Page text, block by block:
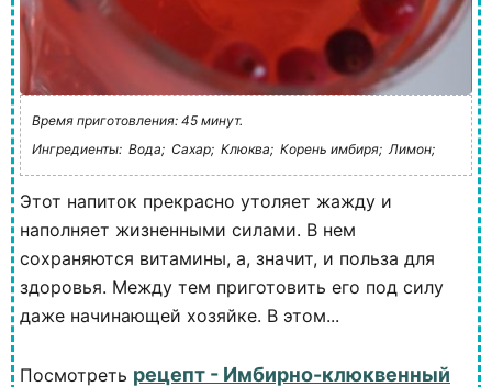
Время приготовления: 45 минут.
Ингредиенты: Вода; Сахар; Клюква; Корень имбиря; Лимон;
Этот напиток прекрасно утоляет жажду и
наполняет жизненными силами. В нем
сохраняются витамины, а, значит, и польза для
здоровья. Между тем приготовить его под силу
даже начинающей хозяйке. В этом...
Посмотреть рецепт - Имбирно-клюквенный